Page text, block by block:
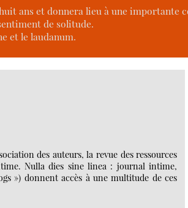
ans et donnera lieu à une importante
de solitude.
et le laudanum.
des auteurs, la revue des ressources
Nulla dies sine linea : journal intime,
») donnent accès à une multitude de ces